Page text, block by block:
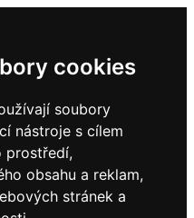
cookies
soubory
nástroje s cílem
prostředí,
obsahu a reklam,
stránek a